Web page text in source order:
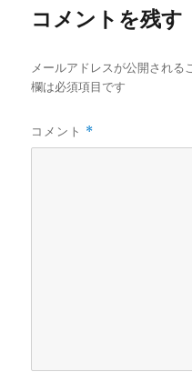
コメントを残す
メールアドレスが公開される
欄は必須項目です
コメント *